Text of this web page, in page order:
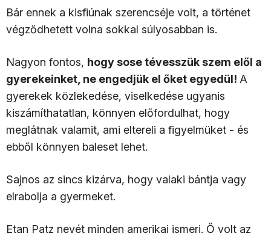
Bár ennek a kisfiúnak szerencséje volt, a történet
végződhetett volna sokkal súlyosabban is.
Nagyon fontos, hogy sose tévesszük szem elől a
gyerekeinket, ne engedjük el őket egyedül! A
gyerekek közlekedése, viselkedése ugyanis
kiszámíthatatlan, könnyen előfordulhat, hogy
meglátnak valamit, ami eltereli a figyelmüket - és
ebből könnyen baleset lehet.
Sajnos az sincs kizárva, hogy valaki bántja vagy
elrabolja a gyermeket.
Etan Patz nevét minden amerikai ismeri. Ő volt az